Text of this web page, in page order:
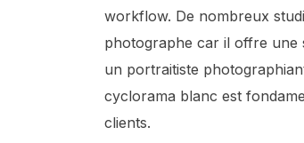
workflow. De nombreux
photographe car il offre une
un portraitiste
cyclorama blanc est
clients.